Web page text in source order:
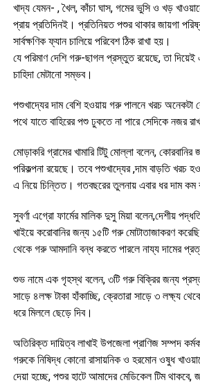
খাদ্য যেমন- , খৈল, কাঁচা ঘাস, গমের ভুসি ও খড়
প্রায় প্রতিদিনই। প্রতিনিয়ত পশুর থাকার জায়গা
সার্বক্ষণিক ফ্যান চালিয়ে পরিবেশ ঠিক রাখা হয়।
যে পরিমাণ দেশি গরু-ছাগল প্রস্তুত রয়েছে, তা দিয়েই
চাহিদা মেটানো সম্ভব।
পশুখাদ্যের দাম বেশি হওয়ায় গরু পালনে খরচ অনেকটা
পথে যাতে বাহিরের পশু ঢুকতে না পারে সেদিকে নজর
মোড়াকরি গ্রামের খামারি টিটু মোল্লা বলেন,
পরিকল্পনা রয়েছে। তবে পশুখাদ্যের ,দাম বাড়তি খরচ
এ নিয়ে চিন্তিত। গতবছরের তুলনায় এবার ধর দাম কম
সুবর্ণা এগ্রো ফার্মের মালিক দুসু মিয়া বলেন,দেশীয়
খাইয়ে করোবানির জন্য ১৫টি গরু মোটাতাজাকরণ
থেকে গরু আমদানি বন্ধ করতে পারলে নায্য দামের
শুভ নামে এক গৃহস্থ বলেন, ৩টি গরু বিক্রির জন্য
সাড়ে ৪লক্ষ টাকা হাঁকাচ্ছি, ক্রেতারা সাড়ে ৩ লক্ষ্য
ধরে মিললে ছেড়ে দিব।
অতিরিক্ত দায়িত্ব লাখাই উপজেলা প্রাণিজ সম্পদ
গরুকে নিষিদ্ধ কোনো রাসায়নিক ও হরমোন ওষুধ
দেয়া হচ্ছে, পশুর হাটে আমাদের মেডিকেল টিম